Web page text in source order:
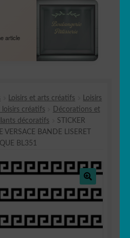
OUVRIR
MENU
OUVRIR
ENFANT
LE
MENU
OUVRIR
Enfants
MENU
ENFANT
article
Loisirs et arts créatifs
Loisirs
créatifs
Décorations et
décoratifs
STICKER
BANDE LISERET
BL351
🔍